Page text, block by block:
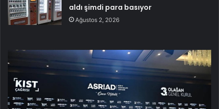
aldı şimdi para basıyor
Ağustos 2, 2026